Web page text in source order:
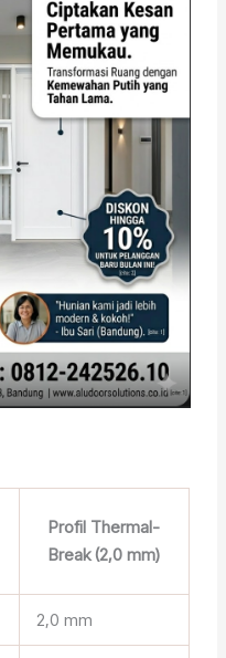
Profil Thermal-
Break (2,0 mm)
2,0 mm